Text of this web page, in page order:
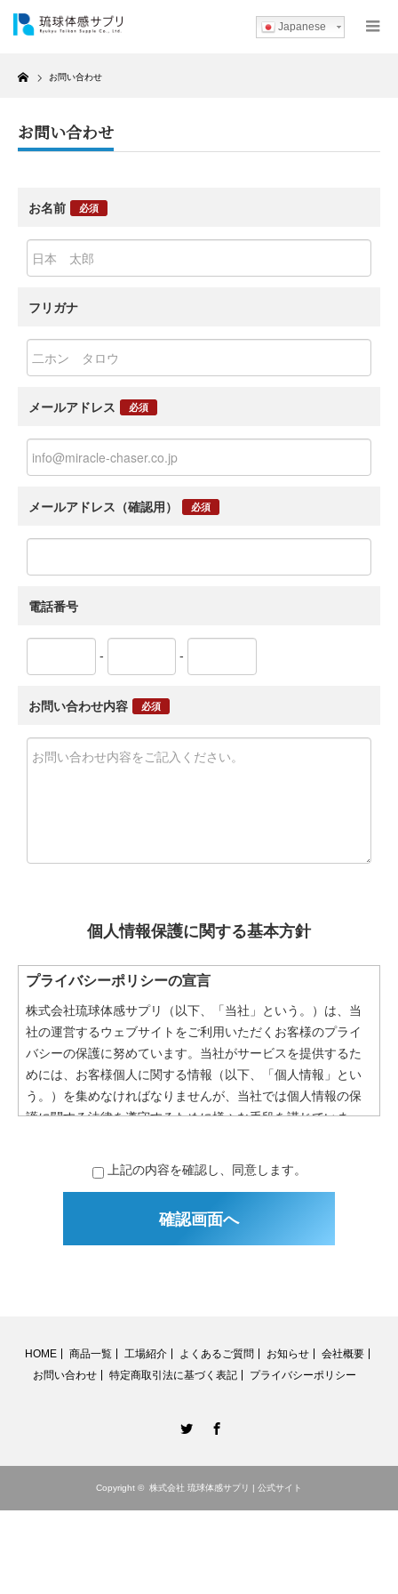
Japanese
Home
お問い合わせ
お問い合わせ
お名前 必須
フリガナ
メールアドレス 必須
メールアドレス（確認用） 必須
電話番号
- -
お問い合わせ内容 必須
個人情報保護に関する基本方針
プライバシーポリシーの宣言
株式会社琉球体感サプリ（以下、「当社」という。）は、当
社の運営するウェブサイトをご利用いただくお客様のプライ
バシーの保護に努めています。当社がサービスを提供するた
めには、お客様個人に関する情報（以下、「個人情報」とい
う。）を集めなければなりませんが、当社では個人情報の保
護に関する法律を遵守するために様々な手段を講じていま
法で不正使用することには一切行いません。このウェブサイ
トをご利用になり、個人情報を供与することで、あなたはこ
等について受諾し、承認したものとみなされます。
お問合せに対し、郵便、電話、電子メール等の方法によりご返
上記の内容を確認し、同意します。
HOME 商品一覧 工場紹介 よくあるご質問 お知らせ
会社概要
お問い合わせ
特定商取引法に基づく表記 プライバシーポリシー
Copyright © 株式会社 琉球体感サプリ | 公式サイト